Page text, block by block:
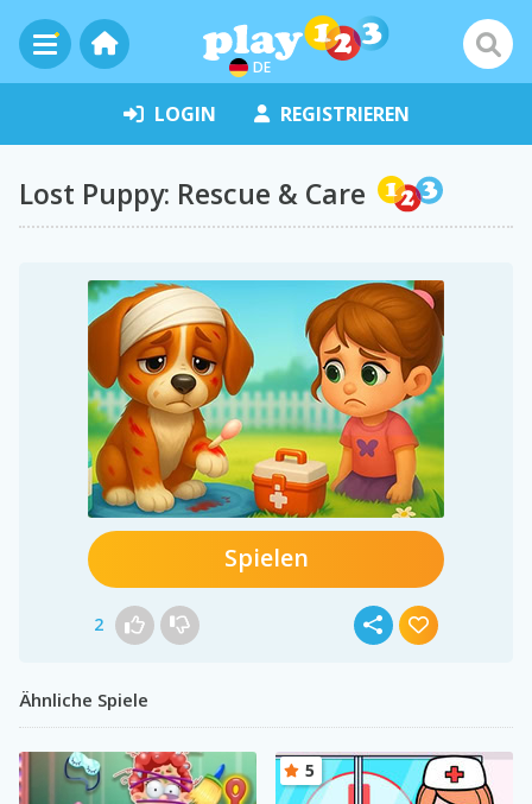
DE
LOGIN REGISTRIEREN
Lost Puppy: Rescue & Care
Spielen
2
Ähnliche Spiele
5